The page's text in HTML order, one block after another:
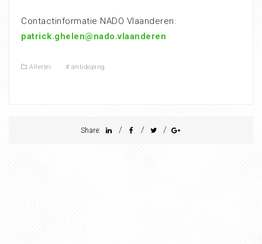
Contactinformatie NADO Vlaanderen:
patrick.ghelen@nado.vlaanderen
Allerlei # antidoping
Share: / / /